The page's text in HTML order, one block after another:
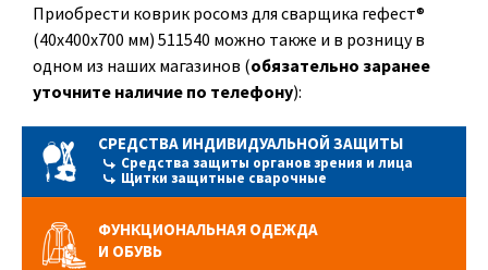
Приобрести коврик росомз для сварщика гефест®
(40х400х700 мм) 511540 можно также и в розницу в
одном из наших магазинов (обязательно заранее
уточните наличие по телефону):
СРЕДСТВА ИНДИВИДУАЛЬНОЙ ЗАЩИТЫ
Средства защиты органов зрения и лица
Щитки защитные сварочные
ФУНКЦИОНАЛЬНАЯ ОДЕЖДА
И ОБУВЬ